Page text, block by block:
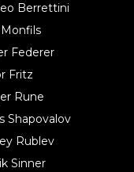
Berrettini
Monfils
Federer
Fritz
Rune
Shapovalov
Rublev
Sinner